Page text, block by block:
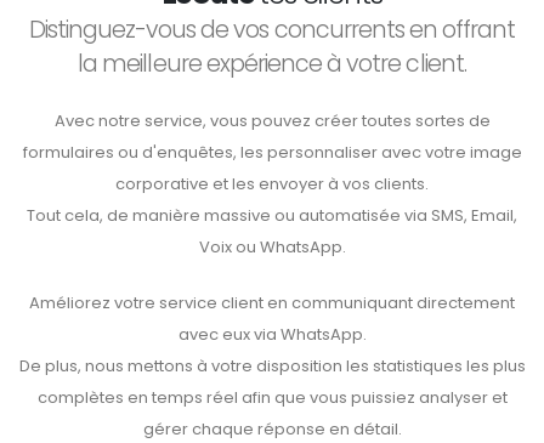
Distinguez-vous de vos concurrents en offrant
la meilleure expérience à votre client.
Avec notre service, vous pouvez créer toutes sortes de
formulaires ou d'enquêtes, les personnaliser avec votre image
corporative et les envoyer à vos clients.
Tout cela, de manière massive ou automatisée via SMS, Email,
Voix ou WhatsApp.
Améliorez votre service client en communiquant directement
avec eux via WhatsApp.
De plus, nous mettons à votre disposition les statistiques les plus
complètes en temps réel afin que vous puissiez analyser et
gérer chaque réponse en détail.